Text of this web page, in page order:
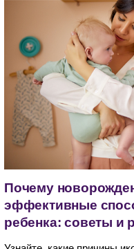
Почему
эффективные
ребенка: советы и